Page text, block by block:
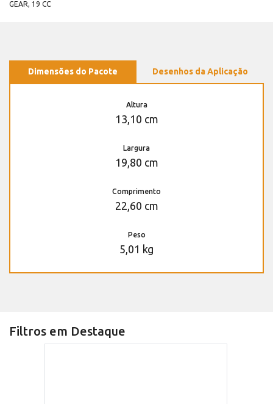
GEAR, 19 CC
Dimensões do Pacote Desenhos da Aplicação
Altura
13,10 cm
Largura
19,80 cm
Comprimento
22,60 cm
Peso
5,01 kg
Filtros em Destaque